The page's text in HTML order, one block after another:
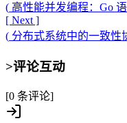
( 高性能并发编程：Go
[ Next ]
( 分布式系统中的一致性
>评论互动
[0 条评论]